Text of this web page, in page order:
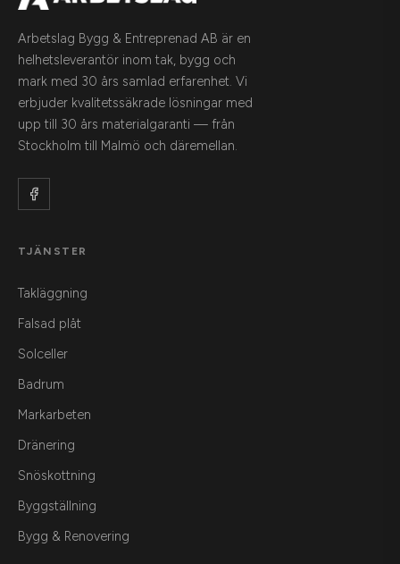
Arbetslag Bygg & Entreprenad AB är en
helhetsleverantör inom tak, bygg och
mark med 30 års samlad erfarenhet. Vi
erbjuder kvalitetssäkrade lösningar med
upp till 30 års materialgaranti — från
Stockholm till Malmö och däremellan.
TJÄNSTER
Takläggning
Falsad plåt
Solceller
Badrum
Markarbeten
Dränering
Snöskottning
Byggställning
Bygg & Renovering